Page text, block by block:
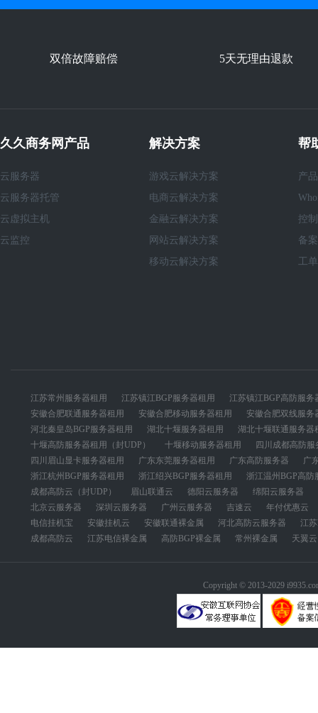
双倍故障赔偿 5天无理由退款
久久商务网产品
云服务器
云服务器托管
云虚拟主机
云监控
解决方案
游戏云解决方案
电商云解决方案
金融云解决方案
网站云解决方案
移动云解决方案
帮
产
控
备
工
江苏常州服务器租用 江苏镇江BGP服务器租用
江苏镇江BGP高防服务
安徽合肥联通服务器租用
安徽合肥移动服务器租用
安徽合肥双线服务
河北秦皇岛BGP服务器租用
湖北十堰服务器租用
湖北十堰联通服务器
十堰高防服务器租用（封UDP）
十堰移动服务器租用
四川成都高防
四川眉山显卡服务器租用
广东东莞服务器租用 广东高防服务器
广
浙江杭州BGP服务器租用
浙江绍兴BGP服务器租用
浙江温州BGP高防
成都高防云（封UDP）
眉山联通云 德阳云服务器
绵阳云服务器
北京云服务器
深圳云服务器 广州云服务器 吉速云
年付优惠云
电信挂机宝
安徽挂机云 安徽联通裸金属 河北高防云服务器
江
成都高防云
江苏电信裸金属 高防BGP裸金属 常州裸金属 天翼云
Copyright © 2013-2029